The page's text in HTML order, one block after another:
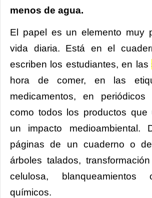
menos de agua.
El papel es un elemento muy
vida diaria. Está en el
escriben los estudiantes, en las
hora de comer, en las
medicamentos, en
como todos los productos que
un impacto medioambiental.
páginas de un cuaderno o
árboles talados,
celulosa, blanqueamientos
químicos.